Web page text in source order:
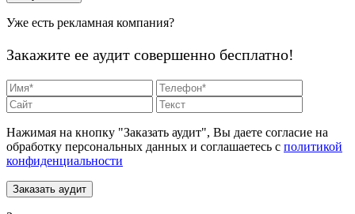
Уже есть рекламная компания?
Закажите ее аудит совершенно бесплатно!
Нажимая на кнопку "Заказать аудит", Вы даете согласие на
обработку персональных данных и соглашаетесь c политикой
конфиденциальности